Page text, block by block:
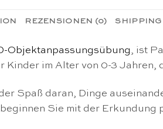
REZENSIONEN (0) SHIPPING
Objektanpassungsübung, ist
Kinder im Alter von 0-3 Jahren,
Spaß daran, Dinge
Sie mit der Erkundung